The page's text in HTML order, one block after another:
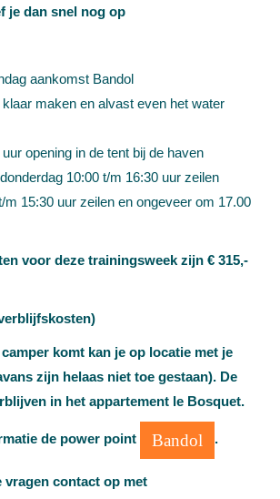
je dan snel nog op
aankomst Bandol
maken en alvast even het water
opening in de tent bij de haven
10:00 t/m 16:30 uur zeilen
m 15:30 uur zeilen en ongeveer om 17.00
voor deze trainingsweek zijn € 315,-
komt kan je op locatie met je
zijn helaas niet toe gestaan). De
in het appartement le Bosquet.
de power point Bandol .
vragen contact op met